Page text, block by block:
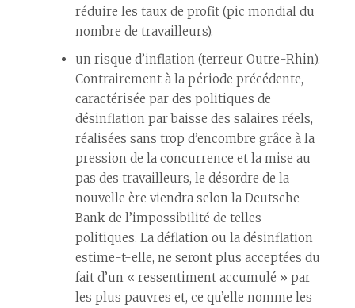
réduire les taux de profit (pic mondial du
nombre de travailleurs).
un risque d’inflation (terreur Outre-Rhin).
Contrairement à la période précédente,
caractérisée par des politiques de
désinflation par baisse des salaires réels,
réalisées sans trop d’encombre grâce à la
pression de la concurrence et la mise au
pas des travailleurs, le désordre de la
nouvelle ère viendra selon la Deutsche
Bank de l’impossibilité de telles
politiques. La déflation ou la désinflation
estime-t-elle, ne seront plus acceptées du
fait d’un « ressentiment accumulé » par
les plus pauvres et, ce qu’elle nomme les